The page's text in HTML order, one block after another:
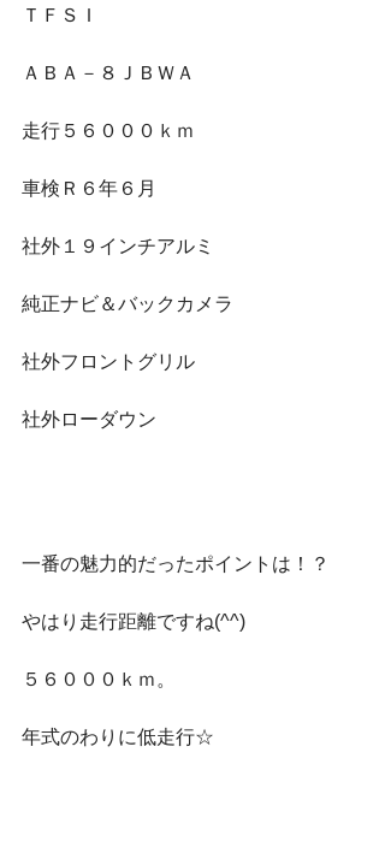
ＴＦＳＩ
ＡＢＡ－８ＪＢＷＡ
走行５６０００ｋｍ
車検Ｒ６年６月
社外１９インチアルミ
純正ナビ＆バックカメラ
社外フロントグリル
社外ローダウン
一番の魅力的だったポイントは！？
やはり走行距離ですね(^^)
５６０００ｋｍ。
年式のわりに低走行☆